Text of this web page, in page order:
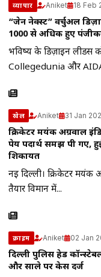
व्यापार Aniket 18 Feb
“जेन नेक्स्ट” वर्चुअल
1000 से अधिक हुए
भविष्य के डिज़ाइन लीडर्स
Collegedunia और
खेल Aniket 31 Jan
क्रिकेटर मयंक अग्रवाल
पेय पदार्थ समझ पी गए,
शिकायत
नई दिल्ली। क्रिकेटर मयंक
तैयार विमान में...
क्राइम Aniket 02 Jan
दिल्ली पुलिस हेड
और साले पर केस दर्ज